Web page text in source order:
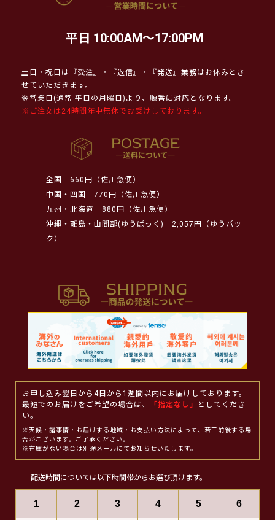
平日 10:00AM～17:00PM
土日・祝日は『受注』・『返信』・『発送』業務はお休みとさ
せていただきます。
翌営業日(通常 平日の月曜日)より、順番に対応となります。
※ご注文は24時間年中無休でお受けしております。
全国
660円（佐川急便）
中国・四国
770円（佐川急便）
九州・北海道
880円（佐川急便）
沖縄・離島・山間部(ゆうぱっく)
2,057円（ゆうパッ
ク）
お申し込み翌日から4日から1週間以内にお届けしております。
最短でのお届けをご希望の場合は、
「指定なし」
としてくださ
い。
※天候・諸事情・お届けする地域・お支払い方法によって、若干前後する場
合がございます。ご了承ください。
※在庫がない場合は別途メールにてお知らせいたします。
配送時間については以下時間帯からお選び頂けます。
1 2 3 4 5 6